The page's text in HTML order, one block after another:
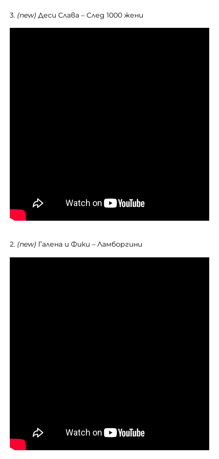
3. (new) Деси Слава – След 1000 жени
2. (new) Галена и Фики – Ламборгини